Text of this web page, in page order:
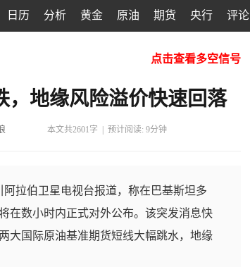
日历 分析 黄金 原油 期货 央行 评论
点击查看多空信号
，地缘风险溢价快速回落
本文共2601字 | 预计阅读: 9分钟
拉伯卫星电视台报道，称在巴基斯坦多
在数小时内正式对外公布。该突发消息快
大国际原油基准期货短线大幅跳水，地缘